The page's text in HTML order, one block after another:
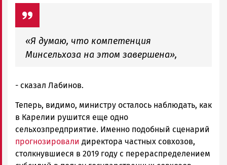
«Я думаю, что компетенция
Минсельхоза на этом завершена»,
- сказал Лабинов.
Теперь, видимо, министру осталось наблюдать, как
в Карелии рушится еще одно
сельхозпредприятие. Именно подобный сценарий
прогнозировали директора частных совхозов,
столкнувшиеся в 2019 году с перераспределением